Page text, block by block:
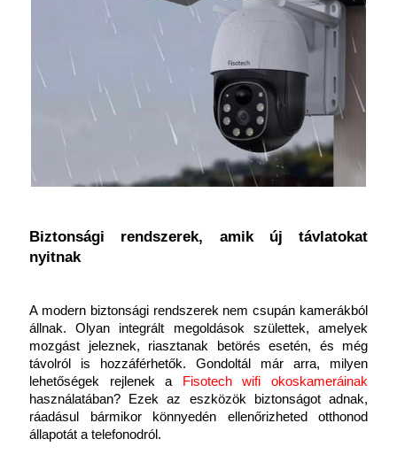
Biztonsági rendszerek, amik új távlatokat
nyitnak
A modern biztonsági rendszerek nem csupán kamerákból
állnak. Olyan integrált megoldások születtek, amelyek
mozgást jeleznek, riasztanak betörés esetén, és még
távolról is hozzáférhetők. Gondoltál már arra, milyen
lehetőségek rejlenek a
Fisotech wifi okoskameráinak
használatában? Ezek az eszközök biztonságot adnak,
ráadásul bármikor könnyedén ellenőrizheted otthonod
állapotát a telefonodról.